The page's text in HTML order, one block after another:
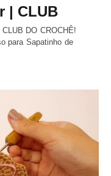
| CLUB
DO CROCHÊ!
para Sapatinho de